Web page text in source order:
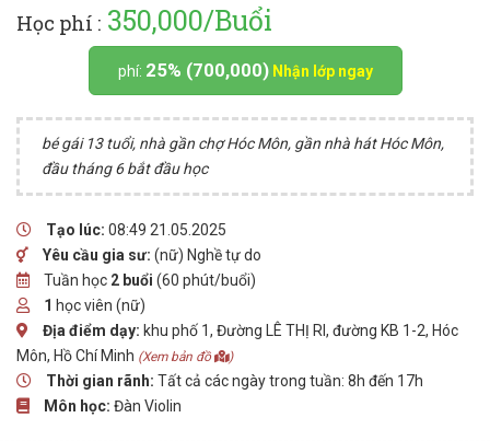
Học phí : 350,000/Buổi
phí: 25% (700,000) Nhận lớp ngay
bé gái 13 tuổi, nhà gần chợ Hóc Môn, gần nhà hát Hóc Môn,
đầu tháng 6 bắt đầu học
Tạo lúc: 08:49 21.05.2025
Yêu cầu gia sư: (nữ) Nghề tự do
Tuần học 2 buổi (60 phút/buổi)
1 học viên (nữ)
Địa điểm dạy: khu phố 1, Đường LÊ THỊ RI, đường KB 1-2, Hóc
Môn, Hồ Chí Minh (Xem bản đồ )
Thời gian rãnh: Tất cả các ngày trong tuần: 8h đến 17h
Môn học: Đàn Violin